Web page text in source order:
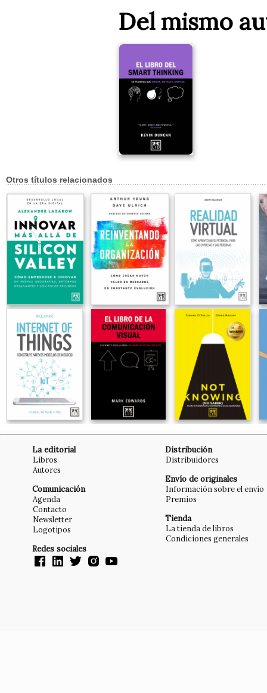
Del mismo
Otros títulos relacionados
La editorial
Libros
Autores
Comunicación
Agenda
Contacto
Newsletter
Logotipos
Redes sociales
Distribución
Distribuidores
Envío de originales
Información sobre el envío
Premios
Tienda
La tienda de libros
Condiciones generales